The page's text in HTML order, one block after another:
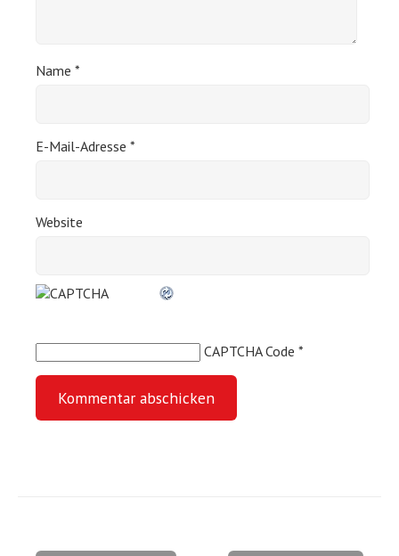
Name *
E-Mail-Adresse *
Website
CAPTCHA Code *